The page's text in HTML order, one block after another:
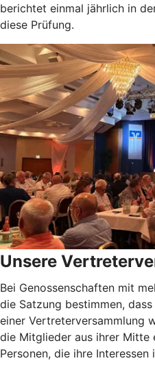
berichtet einmal jährlich in
diese Prüfung.
Unsere
Bei Genossenschaften mit
die Satzung bestimmen,
einer Vertreterversammlung
die Mitglieder aus ihrer Mitte
Personen, die ihre